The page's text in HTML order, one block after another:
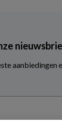
aanbiedingen